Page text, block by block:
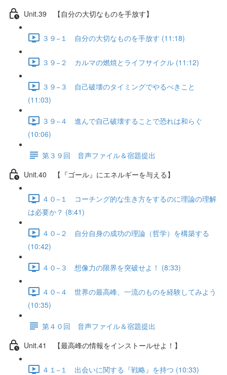
Unit.39 【自分の大切なものを手放す】
３９−１ 自分の大切なものを手放す (11:18)
３９−２ カルマの燃焼とライフサイクル (11:12)
３９−３ 自己破壊のタイミングでやるべきこと
(11:03)
３９−４ 進んで自己破壊することで恐れは和らぐ
(10:06)
第３９回 音声ファイル＆宿題提出
Unit.40 【『ゴール』にエネルギーを与える】
４０−１ コーチング的な生き方をするのに理論の理解
は必要か？ (8:41)
４０−２ 自分自身の成功の理論（哲学）を構築する
(10:42)
４０−３ 想像力の限界を突破せよ！ (8:33)
４０−４ 世界の最高峰、一流のものを経験してみよう
(10:35)
第４０回 音声ファイル＆宿題提出
Unit.41 【最高峰の情報をインストールせよ！】
４１−１ 出会いに関する『戦略』を持つ (10:33)